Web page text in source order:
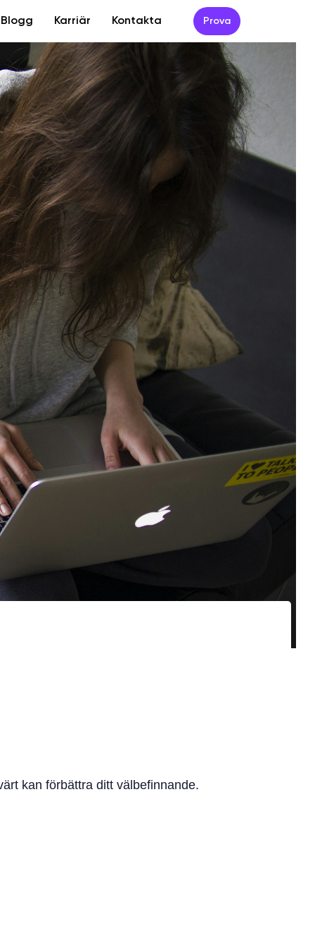
Blogg Karriär Kontakta Prova
kan förbättra ditt välbefinnande.